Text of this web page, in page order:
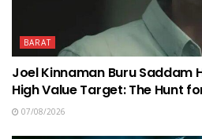
BARAT
Joel Kinnaman Buru Saddam
High Value Target: The Hunt
07/08/2026